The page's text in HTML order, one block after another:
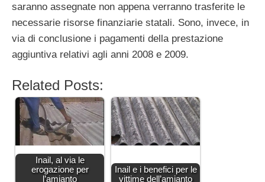
saranno assegnate non appena verranno trasferite le
necessarie risorse finanziarie statali. Sono, invece, in
via di conclusione i pagamenti della prestazione
aggiuntiva relativi agli anni 2008 e 2009.
Related Posts:
Inail, al via le
erogazione per
l’amianto
Inail e i benefici per le
vittime dell’amianto